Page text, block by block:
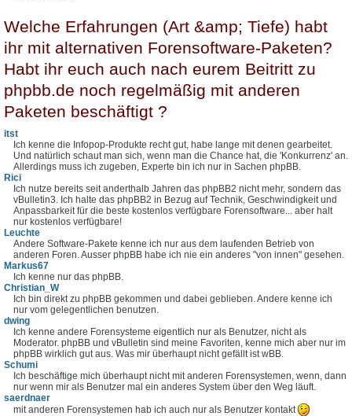
Welche Erfahrungen (Art &amp; Tiefe) habt
ihr mit alternativen Forensoftware-Paketen?
Habt ihr euch auch nach eurem Beitritt zu
phpbb.de noch regelmäßig mit anderen
Paketen beschäftigt ?
itst
Ich kenne die Infopop-Produkte recht gut, habe lange mit denen gearbeitet.
Und natürlich schaut man sich, wenn man die Chance hat, die 'Konkurrenz' an.
Allerdings muss ich zugeben, Experte bin ich nur in Sachen phpBB.
Rici
Ich nutze bereits seit anderthalb Jahren das phpBB2 nicht mehr, sondern das
vBulletin3. Ich halte das phpBB2 in Bezug auf Technik, Geschwindigkeit und
Anpassbarkeit für die beste kostenlos verfügbare Forensoftware... aber halt
nur kostenlos verfügbare!
Leuchte
Andere Software-Pakete kenne ich nur aus dem laufenden Betrieb von
anderen Foren. Ausser phpBB habe ich nie ein anderes "von innen" gesehen.
Markus67
Ich kenne nur das phpBB.
Christian_W
Ich bin direkt zu phpBB gekommen und dabei geblieben. Andere kenne ich
nur vom gelegentlichen benutzen.
dwing
Ich kenne andere Forensysteme eigentlich nur als Benutzer, nicht als
Moderator. phpBB und vBulletin sind meine Favoriten, kenne mich aber nur im
phpBB wirklich gut aus. Was mir überhaupt nicht gefällt ist wBB.
Schumi
Ich beschäftige mich überhaupt nicht mit anderen Forensystemen, wenn, dann
nur wenn mir als Benutzer mal ein anderes System über den Weg läuft.
saerdnaer
mit anderen Forensystemen hab ich auch nur als Benutzer kontakt